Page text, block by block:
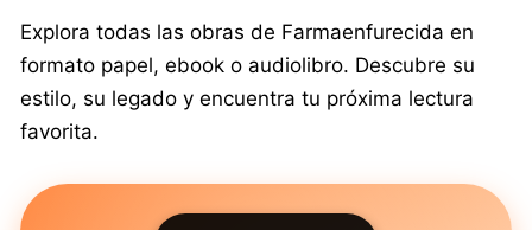
Explora todas las obras de Farmaenfurecida en
formato papel, ebook o audiolibro. Descubre su
estilo, su legado y encuentra tu próxima lectura
favorita.